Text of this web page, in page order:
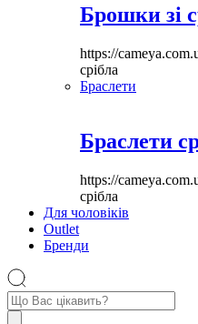
Брошки зі
https://
срібла
Браслети
Браслети
https://
срібла
Для чоловіків
Outlet
Бренди
Пошук
товарів